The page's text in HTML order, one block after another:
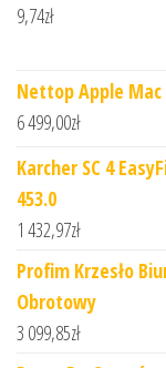
9,74zł
Nettop Apple Mac
6 499,00zł
Karcher SC 4
453.0
1 432,97zł
Profim Krzesło
Obrotowy
3 099,85zł